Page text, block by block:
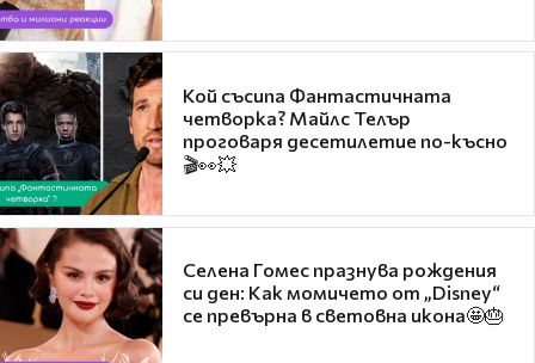
Кой съсипа Фантастичната
четворка? Майлс Телър
проговаря десетилетие по-късно
🎬👀💥
Селена Гомес празнува рождения
си ден: Как момичето от „Disney“
се превърна в световна икона🤩🎂